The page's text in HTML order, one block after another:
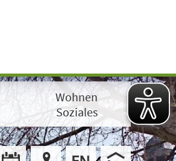
Wohnen
Soziales